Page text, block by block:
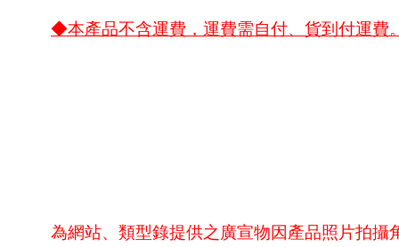
◆本產品不含運費，運費需自付、貨到付運費
為網站、類型錄提供之廣宣物因產品照片拍攝